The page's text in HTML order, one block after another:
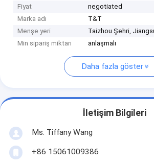
Fiyat
negotiated
Marka adı
T&T
Menşe yeri
Taizhou Şehri,
Min sipariş miktarı
anlaşmalı
Daha fazla göster
İletişim Bilgileri
Ms. Tiffany Wang
+86 15061009386